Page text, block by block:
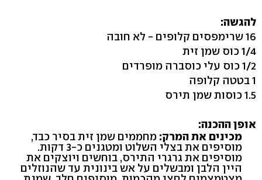
להגשה:
16 שרימפסים קלופים - לא חובה
1/4 כוס שמן זית
1/2 כוס עלי כוסברה מופרדים
1 בטטה קלופה
1.5 כוסות שמן תירס
אופן ההכנה:
מכינים את המרק: מחממים שמן זית בסיר כבד,
מוסיפים את בצלי השלוט ומטגנים כ-3 דקות.
מוסיפים את גרגרי התירס, בוחשים ויוצקים את
היין הלבן ומבשלים על אש בינונית עד שהנוזלים